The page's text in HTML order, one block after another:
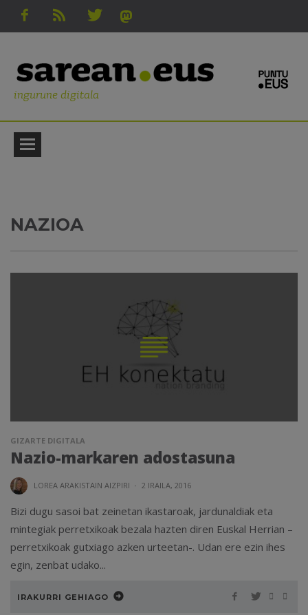
ingurune digitala
NAZIOA
GIZARTE DIGITALA
Nazio-markaren adostasuna
LOREA ARAKISTAIN AIZPIRI · 2 IRAILA, 2016
Bizi dugu sasoi bat zeinetan ikastaroak, jardunaldiak eta
mintegiak perretxikoak bezala hazten diren Euskal Herrian –
perretxikoak gutxiago azken urteetan-. Udan ere ezin ihes
egin, zenbat udako...
IRAKURRI GEHIAGO